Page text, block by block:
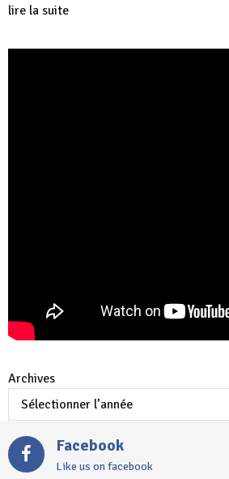
lire la suite
Archives
Facebook
Like us on facebook